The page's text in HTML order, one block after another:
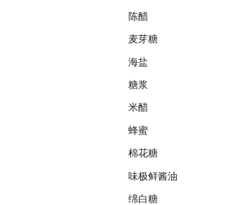
陈醋
麦芽糖
海盐
糖浆
米醋
蜂蜜
棉花糖
味极鲜酱油
绵白糖